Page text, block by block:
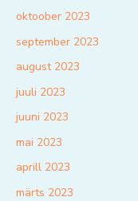
oktoober 2023
september 2023
august 2023
juuli 2023
juuni 2023
mai 2023
aprill 2023
märts 2023